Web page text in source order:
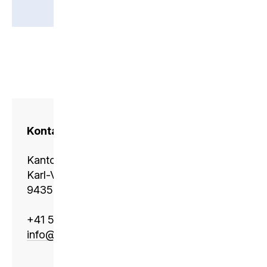
Kontakt
Kantonsschule Heerbrugg
Karl-Völker-Strasse 11
9435 Heerbrugg
+41 58 228 11 01
info@